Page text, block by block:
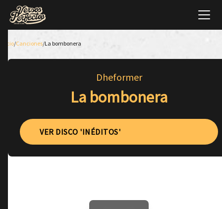
Inicio/Canciones/La bombonera
Dheformer
La bombonera
VER DISCO 'INÉDITOS'